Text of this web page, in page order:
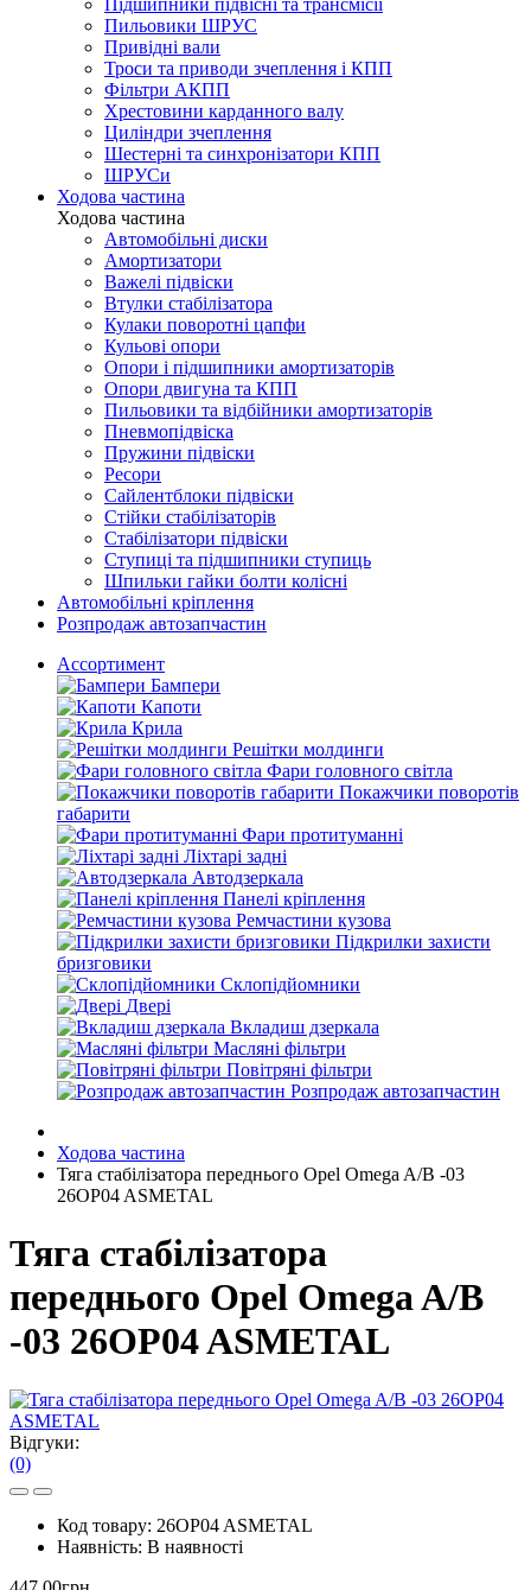
Підшипники підвісні та трансмісії
Пильовики ШРУС
Привідні вали
Троси та приводи зчеплення і КПП
Фільтри АКПП
Хрестовини карданного валу
Циліндри зчеплення
Шестерні та синхронізатори КПП
ШРУСи
Ходова частина
Ходова частина
Автомобільні диски
Амортизатори
Важелі підвіски
Втулки стабілізатора
Кулаки поворотні цапфи
Кульові опори
Опори і підшипники амортизаторів
Опори двигуна та КПП
Пильовики та відбійники амортизаторів
Пневмопідвіска
Пружини підвіски
Ресори
Сайлентблоки підвіски
Стійки стабілізаторів
Стабілізатори підвіски
Ступиці та підшипники ступиць
Шпильки гайки болти колісні
Автомобільні кріплення
Розпродаж автозапчастин
Ассортимент
Бампери
Капоти
Крила
Решітки молдинги
Фари головного світла
Покажчики поворотів
габарити
Фари протитуманні
Ліхтарі задні
Автодзеркала
Панелі кріплення
Ремчастини кузова
Підкрилки захисти
бризговики
Склопідйомники
Двері
Вкладиш дзеркала
Масляні фільтри
Повітряні фільтри
Розпродаж автозапчастин
Ходова частина
Тяга стабілізатора переднього Opel Omega A/B -03
26OP04 ASMETAL
Тяга стабілізатора
переднього Opel Omega A/B
-03 26OP04 ASMETAL
Відгуки:
(0)
Код товару: 26OP04 ASMETAL
Наявність: В наявності